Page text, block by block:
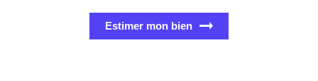
Estimer mon bien